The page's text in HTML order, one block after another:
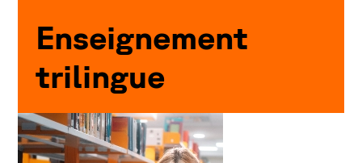
Enseignement
trilingue